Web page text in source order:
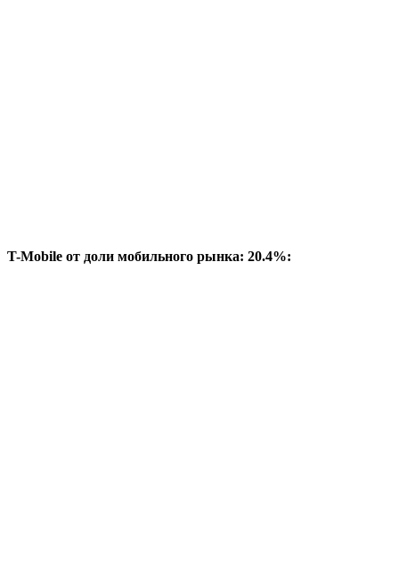
T-Mobile от доли мобильного рынка: 20.4%: